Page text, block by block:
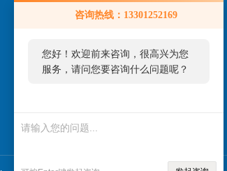
咨询热线：13301252169
您好！欢迎前来咨询，很高兴为您
服务，请问您要咨询什么问题呢？
联系我们
010-82827937